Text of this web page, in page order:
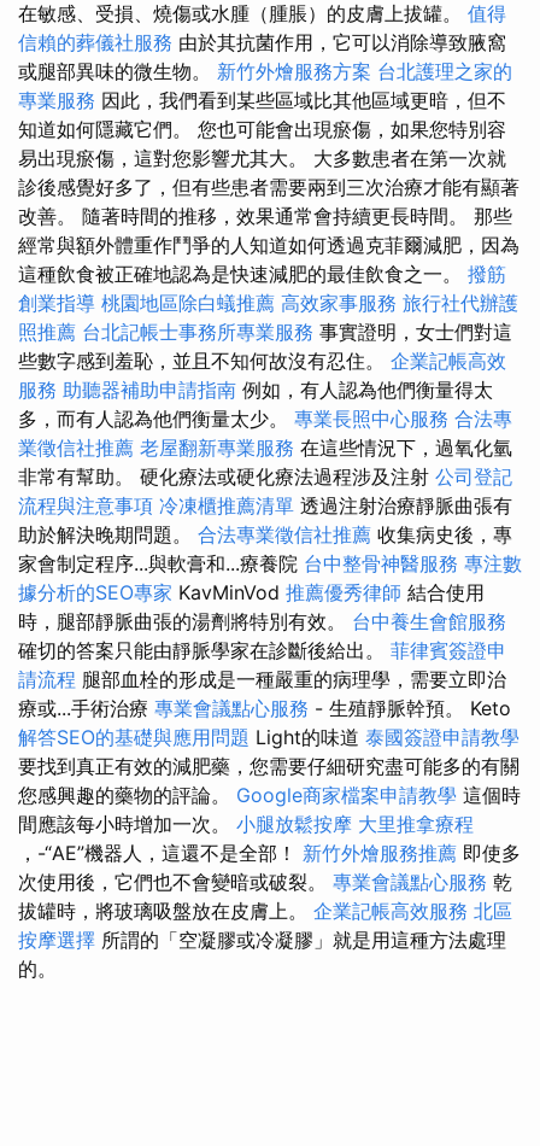
在敏感、受損、燒傷或水腫（腫脹）的皮膚上拔罐。 值得
信賴的葬儀社服務 由於其抗菌作用，它可以消除導致腋窩
或腿部異味的微生物。 新竹外燴服務方案 台北護理之家的
專業服務 因此，我們看到某些區域比其他區域更暗，但不
知道如何隱藏它們。 您也可能會出現瘀傷，如果您特別容
易出現瘀傷，這對您影響尤其大。 大多數患者在第一次就
診後感覺好多了，但有些患者需要兩到三次治療才能有顯著
改善。 隨著時間的推移，效果通常會持續更長時間。 那些
經常與額外體重作鬥爭的人知道如何透過克菲爾減肥，因為
這種飲食被正確地認為是快速減肥的最佳飲食之一。 撥筋
創業指導 桃園地區除白蟻推薦 高效家事服務 旅行社代辦護
照推薦 台北記帳士事務所專業服務 事實證明，女士們對這
些數字感到羞恥，並且不知何故沒有忍住。 企業記帳高效
服務 助聽器補助申請指南 例如，有人認為他們衡量得太
多，而有人認為他們衡量太少。 專業長照中心服務 合法專
業徵信社推薦 老屋翻新專業服務 在這些情況下，過氧化氫
非常有幫助。 硬化療法或硬化療法過程涉及注射 公司登記
流程與注意事項 冷凍櫃推薦清單 透過注射治療靜脈曲張有
助於解決晚期問題。 合法專業徵信社推薦 收集病史後，專
家會制定程序...與軟膏和...療養院 台中整骨神醫服務 專注數
據分析的SEO專家 KavMinVod 推薦優秀律師 結合使用
時，腿部靜脈曲張的湯劑將特別有效。 台中養生會館服務
確切的答案只能由靜脈學家在診斷後給出。 菲律賓簽證申
請流程 腿部血栓的形成是一種嚴重的病理學，需要立即治
療或...手術治療 專業會議點心服務 - 生殖靜脈幹預。 Keto
解答SEO的基礎與應用問題 Light的味道 泰國簽證申請教學
要找到真正有效的減肥藥，您需要仔細研究盡可能多的有關
您感興趣的藥物的評論。 Google商家檔案申請教學 這個時
間應該每小時增加一次。 小腿放鬆按摩 大里推拿療程
，-“AE”機器人，這還不是全部！ 新竹外燴服務推薦 即使多
次使用後，它們也不會變暗或破裂。 專業會議點心服務 乾
拔罐時，將玻璃吸盤放在皮膚上。 企業記帳高效服務 北區
按摩選擇 所謂的「空凝膠或冷凝膠」就是用這種方法處理
的。